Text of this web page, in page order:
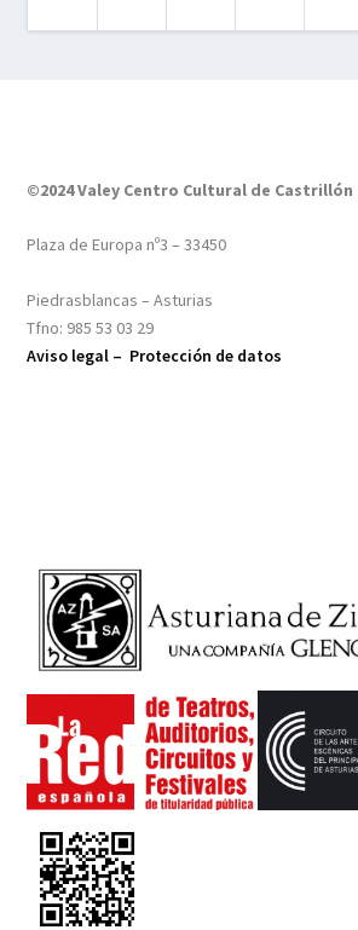
©2024 Valey Centro Cultural de Castrillón
Plaza de Europa nº3 – 33450
Piedrasblancas – Asturias
Tfno: 985 53 03 29
Aviso legal – Protección de datos